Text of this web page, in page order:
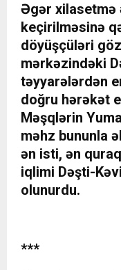
Əgər xilasetmə
keçirilməsinə
döyüşçüləri
mərkəzindəki
təyyarələrdən
doğru hərəkət
Məşqlərin
məhz bununla
ən isti, ən
iqlimi Dəşti-
olunurdu.
***